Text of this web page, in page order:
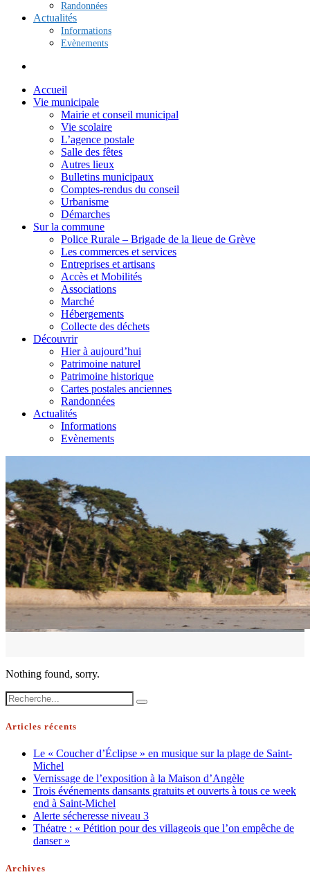
Randonnées
Actualités
Informations
Evènements
Accueil
Vie municipale
Mairie et conseil municipal
Vie scolaire
L’agence postale
Salle des fêtes
Autres lieux
Bulletins municipaux
Comptes-rendus du conseil
Urbanisme
Démarches
Sur la commune
Police Rurale – Brigade de la lieue de Grève
Les commerces et services
Entreprises et artisans
Accès et Mobilités
Associations
Marché
Hébergements
Collecte des déchets
Découvrir
Hier à aujourd’hui
Patrimoine naturel
Patrimoine historique
Cartes postales anciennes
Randonnées
Actualités
Informations
Evènements
Nothing found, sorry.
Articles récents
Le « Coucher d’Éclipse » en musique sur la plage de Saint-
Michel
Vernissage de l’exposition à la Maison d’Angèle
Trois événements dansants gratuits et ouverts à tous ce week
end à Saint-Michel
Alerte sécheresse niveau 3
Théatre : « Pétition pour des villageois que l’on empêche de
danser »
Archives